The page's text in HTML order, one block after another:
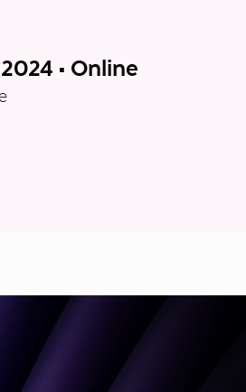
• Online